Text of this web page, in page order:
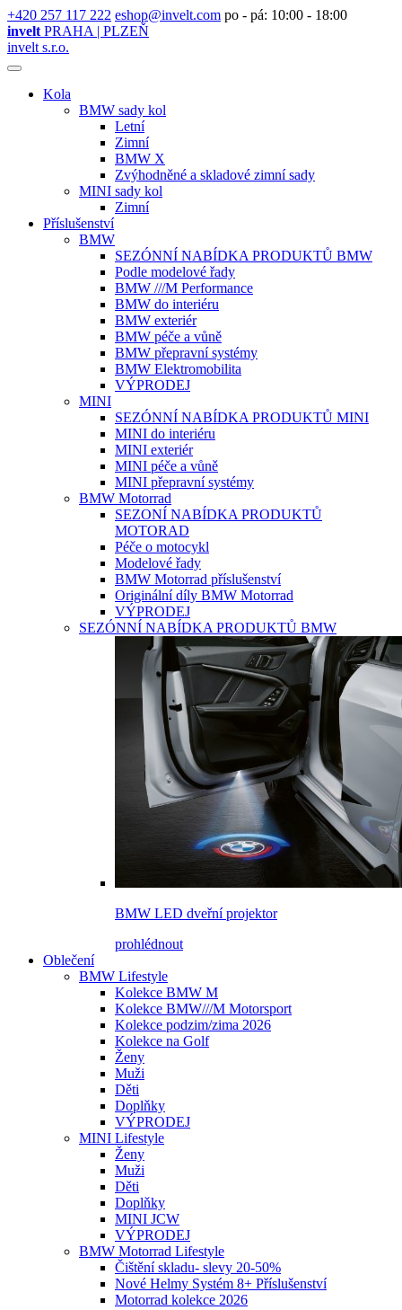
+420 257 117 222 eshop@invelt.com po - pá: 10:00 - 18:00
invelt PRAHA | PLZEŇ
invelt s.r.o.
Kola
BMW sady kol
Letní
Zimní
BMW X
Zvýhodněné a skladové zimní sady
MINI sady kol
Zimní
Příslušenství
BMW
SEZÓNNÍ NABÍDKA PRODUKTŮ BMW
Podle modelové řady
BMW ///M Performance
BMW do interiéru
BMW exteriér
BMW péče a vůně
BMW přepravní systémy
BMW Elektromobilita
VÝPRODEJ
MINI
SEZÓNNÍ NABÍDKA PRODUKTŮ MINI
MINI do interiéru
MINI exteriér
MINI péče a vůně
MINI přepravní systémy
BMW Motorrad
SEZONÍ NABÍDKA PRODUKTŮ
MOTORAD
Péče o motocykl
Modelové řady
BMW Motorrad příslušenství
Originální díly BMW Motorrad
VÝPRODEJ
SEZÓNNÍ NABÍDKA PRODUKTŮ BMW
BMW LED dveřní projektor
prohlédnout
Oblečení
BMW Lifestyle
Kolekce BMW M
Kolekce BMW///M Motorsport
Kolekce podzim/zima 2026
Kolekce na Golf
Ženy
Muži
Děti
Doplňky
VÝPRODEJ
MINI Lifestyle
Ženy
Muži
Děti
Doplňky
MINI JCW
VÝPRODEJ
BMW Motorrad Lifestyle
Čištění skladu- slevy 20-50%
Nové Helmy Systém 8+ Příslušenství
Motorrad kolekce 2026